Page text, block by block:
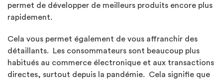
permet de développer de meilleurs produits encore plus
rapidement.
Cela vous permet également de vous affranchir des
détaillants. Les consommateurs sont beaucoup plus
habitués au commerce électronique et aux transactions
directes, surtout depuis la pandémie. Cela signifie que